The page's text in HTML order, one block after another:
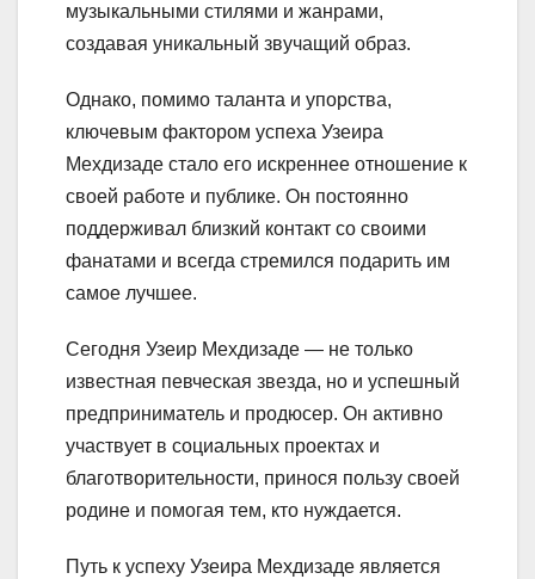
музыкальными стилями и жанрами,
создавая уникальный звучащий образ.
Однако, помимо таланта и упорства,
ключевым фактором успеха Узеира
Мехдизаде стало его искреннее отношение к
своей работе и публике. Он постоянно
поддерживал близкий контакт со своими
фанатами и всегда стремился подарить им
самое лучшее.
Сегодня Узеир Мехдизаде — не только
известная певческая звезда, но и успешный
предприниматель и продюсер. Он активно
участвует в социальных проектах и
благотворительности, принося пользу своей
родине и помогая тем, кто нуждается.
Путь к успеху Узеира Мехдизаде является